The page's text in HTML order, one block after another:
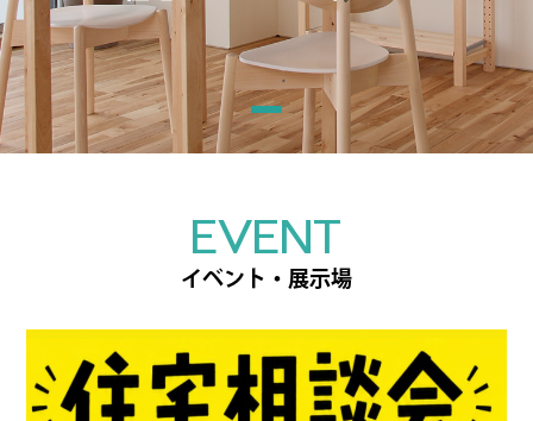
EVENT
イベント・展示場